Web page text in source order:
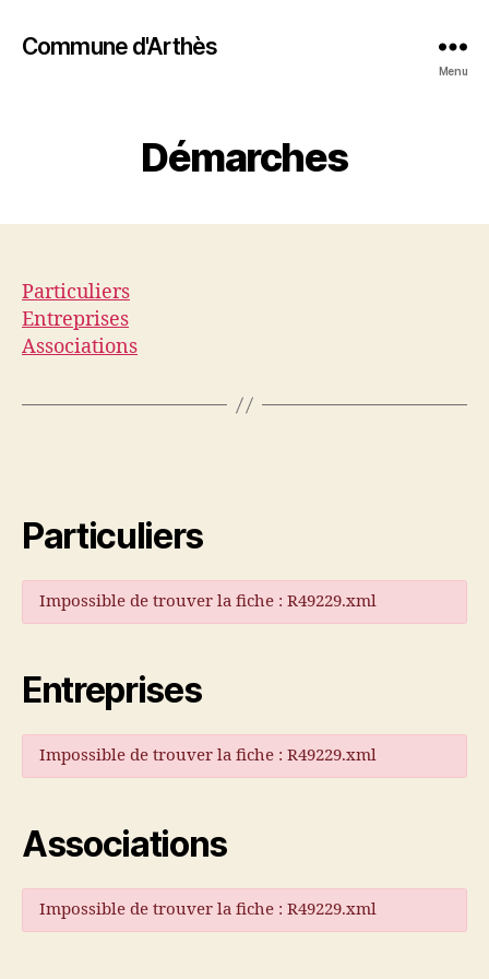
Commune d'Arthès
Menu
Démarches
Particuliers
Entreprises
Associations
Particuliers
Impossible de trouver la fiche : R49229.xml
Entreprises
Impossible de trouver la fiche : R49229.xml
Associations
Impossible de trouver la fiche : R49229.xml